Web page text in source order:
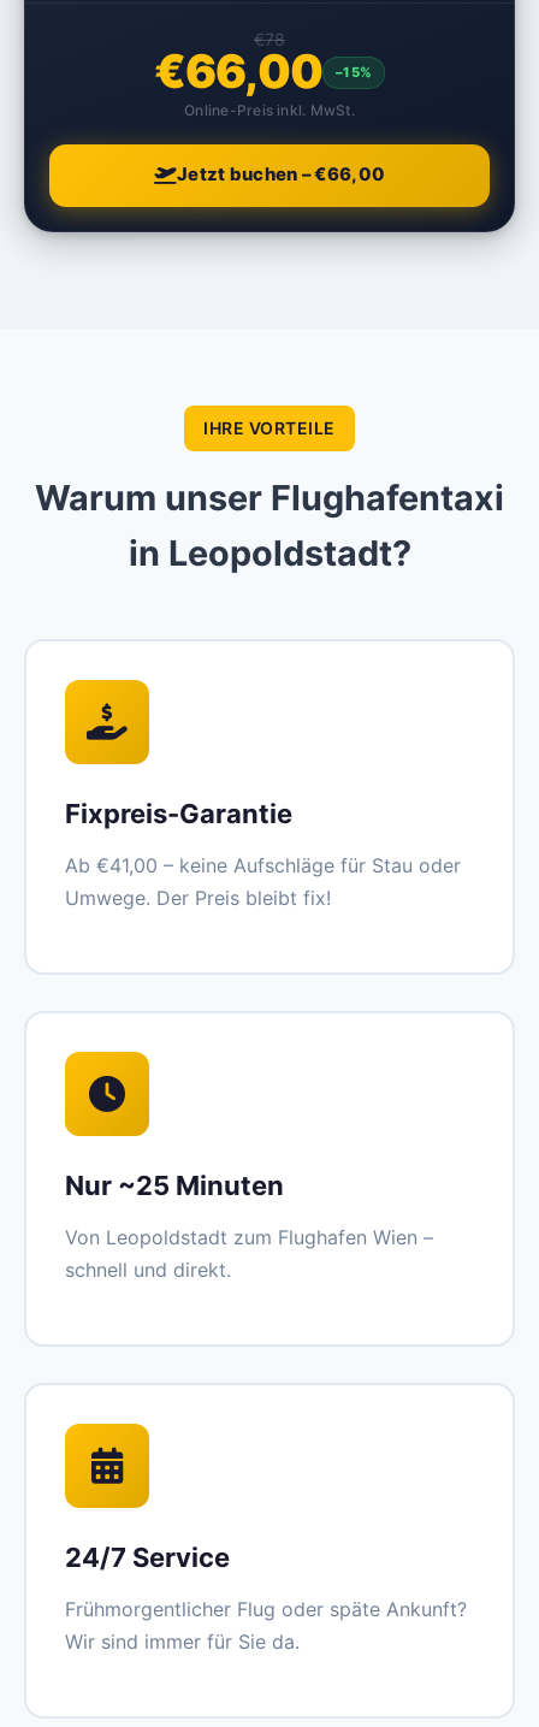
€78
€66,00 –15%
Online-Preis inkl. MwSt.
Jetzt buchen – €66,00
IHRE VORTEILE
Warum unser Flughafentaxi
in Leopoldstadt?
Fixpreis-Garantie
Ab €41,00 – keine Aufschläge für Stau oder
Umwege. Der Preis bleibt fix!
Nur ~25 Minuten
Von Leopoldstadt zum Flughafen Wien –
schnell und direkt.
24/7 Service
Frühmorgentlicher Flug oder späte Ankunft?
Wir sind immer für Sie da.